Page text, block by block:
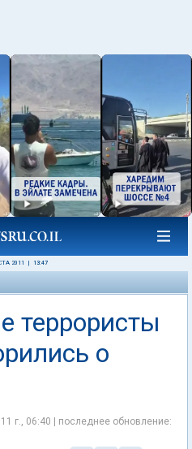
2011 13:47
террористы
о
г., 06:40 | последнее обновление: